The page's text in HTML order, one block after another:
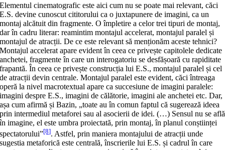
Elementul cinematografic este aici cum nu se poate mai relevant, căci
E.S. devine cunoscut cititorului ca o juxtapunere de imagini, ca un
montaj alcătuit din fragmente. O împletire a celor trei tipuri de montaj,
dar în cadru literar: reamintim montajul accelerat, montajul paralel și
montajul de atracții. De ce este relevant să menționăm aceste tehnici?
Montajul accelerat apare evident în ceea ce privește capitolele dedicate
anchetei, fragmente în care un interogatoriu se desfășoară cu rapiditate
frapantă. În ceea ce privește construcția lui E.S., montajul paralel și cel
de atracții devin centrale. Montajul paralel este evident, căci întreaga
operă la nivel macrotextual apare ca succesiune de imagini paralele:
imagini despre E.S., imagini de călătorie, imagini ale anchetei etc. Dar,
așa cum afirmă și Bazin, „toate au în comun faptul că sugerează ideea
prin intermediul metaforei sau al asocierii de idei. (…) Sensul nu se află
în imagine, el este umbra proiectată, prin montaj, în planul conștiinței
spectatorului”[8]. Astfel, prin maniera montajului de atracții unde
sugestia metaforică este centrală, înscrierile lui E.S. și cadrul în care